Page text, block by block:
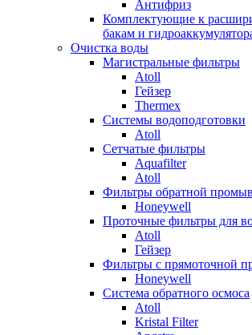
Антифриз
Комплектующие к
бакам и
Очистка воды
Магистральные фильтры
Atoll
Гейзер
Thermex
Системы водоподготовки
Atoll
Сетчатые фильтры
Aquafilter
Atoll
Фильтры обратной
Honeywell
Проточные фильтры для
Atoll
Гейзер
Фильтры с прямоточной
Honeywell
Система обратного осмоса
Atoll
Kristal Filter